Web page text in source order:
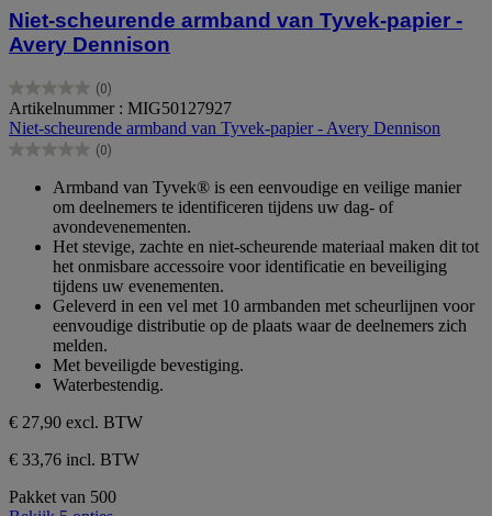
Niet-scheurende armband van Tyvek-papier -
Avery Dennison
(0)
0.0
van
de
5
Artikelnummer : MIG50127927
Niet-scheurende armband van Tyvek-papier - Avery Dennison
(0)
0.0
sterren.
Armband van Tyvek® is een eenvoudige en veilige manier
om deelnemers te identificeren tijdens uw dag- of
avondevenementen.
Het stevige, zachte en niet-scheurende materiaal maken dit tot
het onmisbare accessoire voor identificatie en beveiliging
tijdens uw evenementen.
Geleverd in een vel met 10 armbanden met scheurlijnen voor
eenvoudige distributie op de plaats waar de deelnemers zich
melden.
Met beveiligde bevestiging.
Waterbestendig.
€ 27,90 excl. BTW
€ 33,76 incl. BTW
Pakket van 500